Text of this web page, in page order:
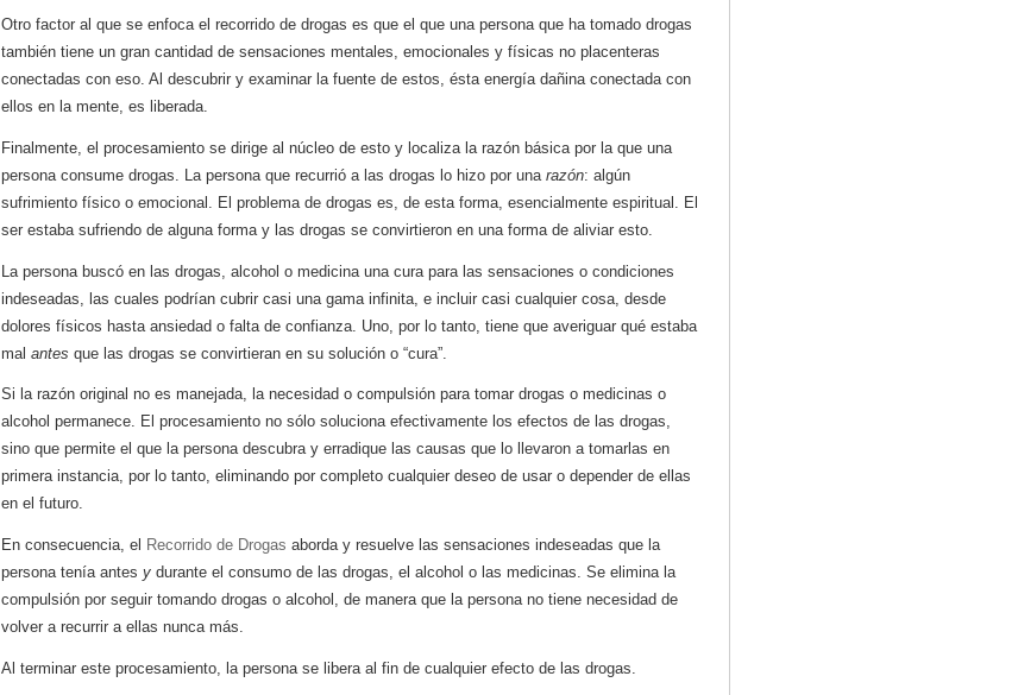
Otro factor al que se enfoca el recorrido de drogas es que el que una persona que ha tomado drogas
también tiene un gran cantidad de sensaciones mentales, emocionales y físicas no placenteras
conectadas con eso. Al descubrir y examinar la fuente de estos, ésta energía dañina conectada con
ellos en la mente, es liberada.
Finalmente, el procesamiento se dirige al núcleo de esto y localiza la razón básica por la que una
persona consume drogas. La persona que recurrió a las drogas lo hizo por una razón: algún
sufrimiento físico o emocional. El problema de drogas es, de esta forma, esencialmente espiritual. El
ser estaba sufriendo de alguna forma y las drogas se convirtieron en una forma de aliviar esto.
La persona buscó en las drogas, alcohol o medicina una cura para las sensaciones o condiciones
indeseadas, las cuales podrían cubrir casi una gama infinita, e incluir casi cualquier cosa, desde
dolores físicos hasta ansiedad o falta de confianza. Uno, por lo tanto, tiene que averiguar qué estaba
mal antes que las drogas se convirtieran en su solución o “cura”.
Si la razón original no es manejada, la necesidad o compulsión para tomar drogas o medicinas o
alcohol permanece. El procesamiento no sólo soluciona efectivamente los efectos de las drogas,
sino que permite el que la persona descubra y erradique las causas que lo llevaron a tomarlas en
primera instancia, por lo tanto, eliminando por completo cualquier deseo de usar o depender de ellas
en el futuro.
En consecuencia, el Recorrido de Drogas aborda y resuelve las sensaciones indeseadas que la
persona tenía antes y durante el consumo de las drogas, el alcohol o las medicinas. Se elimina la
compulsión por seguir tomando drogas o alcohol, de manera que la persona no tiene necesidad de
volver a recurrir a ellas nunca más.
Al terminar este procesamiento, la persona se libera al fin de cualquier efecto de las drogas.